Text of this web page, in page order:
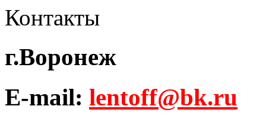
Контакты
г.Воронеж
E-mail: lentoff@bk.ru